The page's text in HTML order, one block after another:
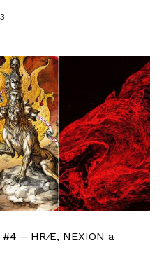
3
– HRÆ, NEXION a